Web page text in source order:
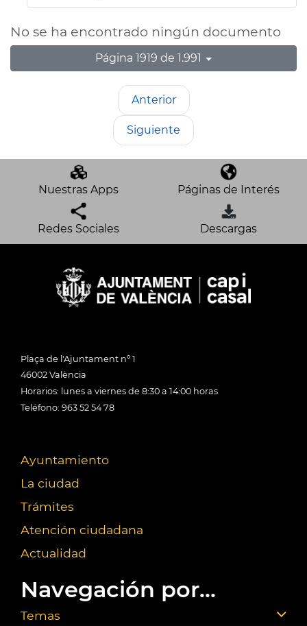
No se ha encontrado ningún documento
Página 1919 de 1.991
Anterior
Siguiente
Nuestras Apps Páginas de Interés
Redes Sociales Descargas
Plaça de l'Ajuntament nº 1
46002 València
Horarios: lunes a viernes de 8:30 a 14:00 horas
Teléfono: 963 52 54 78
Ayuntamiento
La ciudad
Trámites
Atención ciudadana
Actualidad
Navegación por...
Temas